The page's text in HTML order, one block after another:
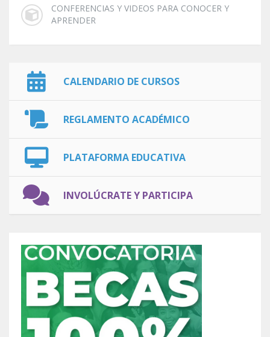
CONFERENCIAS Y VIDEOS PARA CONOCER Y
APRENDER
CALENDARIO DE CURSOS
REGLAMENTO ACADÉMICO
PLATAFORMA EDUCATIVA
INVOLÚCRATE Y PARTICIPA